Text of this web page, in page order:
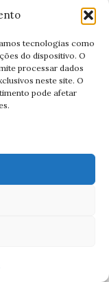
tecnologias como
do dispositivo. O
processar dados
neste site. O
pode afetar
(2)